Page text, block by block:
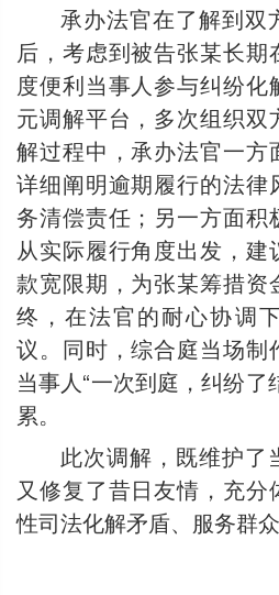
承办法官在了解到双
后，考虑到被告张某长
度便利当事人参与纠纷化
元调解平台，多次组织双
解过程中，承办法官一方
详细阐明逾期履行的法律
务清偿责任；另一方面积
从实际履行角度出发，
款宽限期，为张某筹措资
终，在法官的耐心协调
议。同时，综合庭当场制
当事人“一次到庭，纠纷了
累。
此次调解，既维护了
又修复了昔日友情，充
性司法化解矛盾、服务群